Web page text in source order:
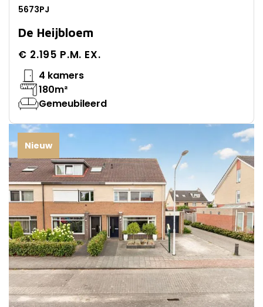
5673PJ
De Heijbloem
€ 2.195 P.M. EX.
4 kamers
180m²
Gemeubileerd
Nieuw